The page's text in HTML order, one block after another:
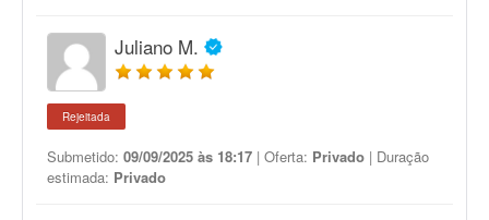
Juliano M.
Rejeitada
Submetido: 09/09/2025 às 18:17 | Oferta: Privado | Duração
estimada: Privado